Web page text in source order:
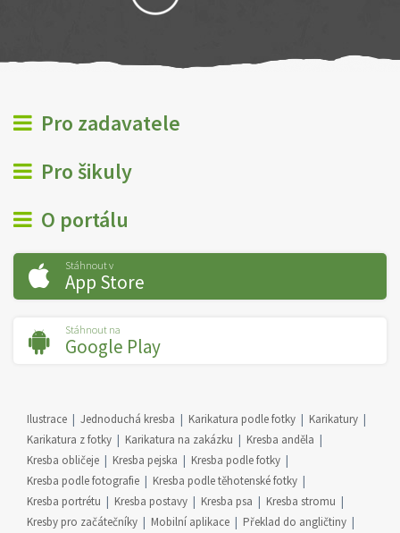
Pro zadavatele
Pro šikuly
O portálu
Stáhnout v
App Store
Stáhnout na
Google Play
Ilustrace Jednoduchá kresba Karikatura podle fotky
Karikatury
Karikatura z fotky
Karikatura na zakázku
Kresba anděla
Kresba obličeje
Kresba pejska
Kresba podle fotky
Kresba podle fotografie
Kresba podle těhotenské fotky
Kresba portrétu
Kresba postavy Kresba psa
Kresba stromu
Kresby pro začátečníky
Mobilní aplikace
Překlad do angličtiny